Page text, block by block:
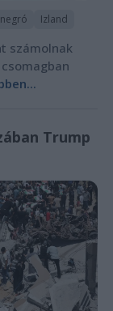
Izland
számolnak
Trump